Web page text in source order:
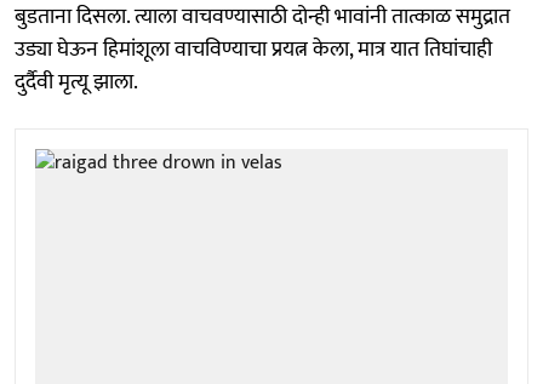
बुडताना दिसला. त्याला वाचवण्यासाठी दोन्ही भावांनी तात्काळ समुद्रात
उड्या घेऊन हिमांशूला वाचविण्याचा प्रयत्न केला, मात्र यात तिघांचाही
दुर्दैवी मृत्यू झाला.